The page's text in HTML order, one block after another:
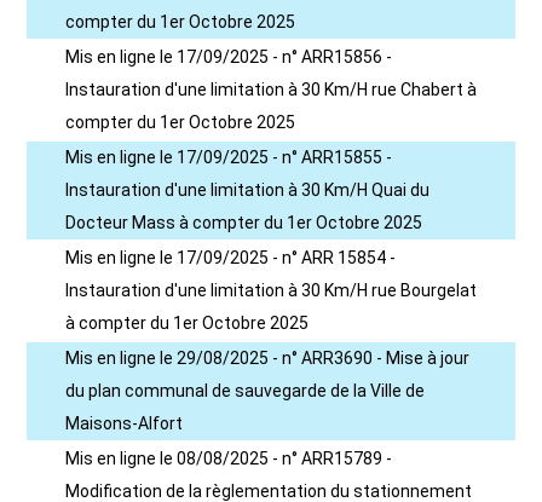
compter du 1er Octobre 2025
Mis en ligne le 17/09/2025 - n° ARR15856 -
Instauration d'une limitation à 30 Km/H rue Chabert à
compter du 1er Octobre 2025
Mis en ligne le 17/09/2025 - n° ARR15855 -
Instauration d'une limitation à 30 Km/H Quai du
Docteur Mass à compter du 1er Octobre 2025
Mis en ligne le 17/09/2025 - n° ARR 15854 -
Instauration d'une limitation à 30 Km/H rue Bourgelat
à compter du 1er Octobre 2025
Mis en ligne le 29/08/2025 - n° ARR3690 - Mise à jour
du plan communal de sauvegarde de la Ville de
Maisons-Alfort
Mis en ligne le 08/08/2025 - n° ARR15789 -
Modification de la règlementation du stationnement